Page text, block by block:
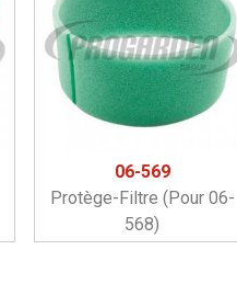
06-569
Protège-Filtre (pour 06-
568)